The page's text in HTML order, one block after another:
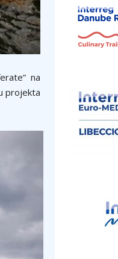
na
projekta